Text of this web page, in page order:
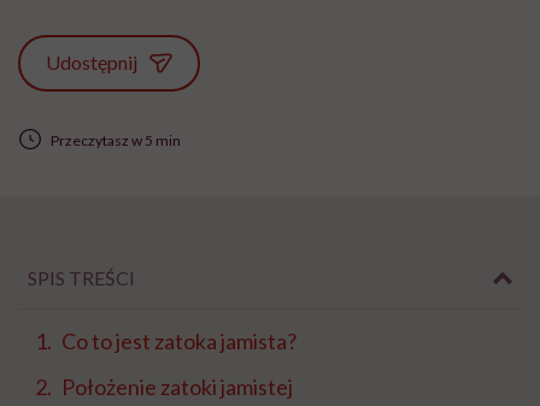
Udostępnij
Przeczytasz w 5 min
SPIS TREŚCI
Co to jest zatoka jamista?
Położenie zatoki jamistej